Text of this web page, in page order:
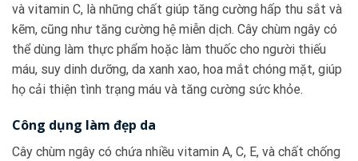
và vitamin C, là những chất giúp tăng cường hấp thu sắt và
kẽm, cũng như tăng cường hệ miễn dịch. Cây chùm ngây có
thể dùng làm thực phẩm hoặc làm thuốc cho người thiếu
máu, suy dinh dưỡng, da xanh xao, hoa mắt chóng mặt, giúp
họ cải thiện tình trạng máu và tăng cường sức khỏe.
Công dụng làm đẹp da
Cây chùm ngây có chứa nhiều vitamin A, C, E, và chất chống